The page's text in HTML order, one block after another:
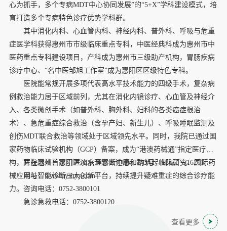
心为抓手，多个专病MDT中心协同发展”的“5+X”学科建设模式，培
育打造多个专病特色诊疗优势学科群。
其中消化内科、心血管内科、神经内科、普外科、呼吸与危重
症医学科获得惠州市市级临床重点专科，中医经典科成为惠州市中
医药重点专科建设项目，产科成为惠州市三级助产机构，胃肠疾病
诊疗中心、“名中医邹旭工作室”成为惠阳区区级特色专科。
医院能常规开展多项代表高水平技术能力的四级手术，复杂病
例救治能力居于区域前列，尤其在消化内镜诊疗、心血管及神经介
入、各类微创手术（如普外科、胸外科、妇科的各类癌症根治
术）、急危重症综合救治（含孕产妇、新生儿）、呼吸睡眠监测及
创伤MDT联合救治等领域处于区域领先水平。同时，我院已通过国
家药物临床试验机构（GCP）备案，成为“港澳药械通”指定医疗机
构，并在惠州首家引进AI病理诊断中心，构筑起临床研究、国际药
械应用与智能诊断三大创新平台，持续提升疑难重症的综合诊疗能
力。
医院地址：惠阳区淡水金惠大道康和路3号，邮编：516211
网址：www.hyshyy.com
咨询电话：0752-3800101
急诊急救电话：0752-3800120
查看更多